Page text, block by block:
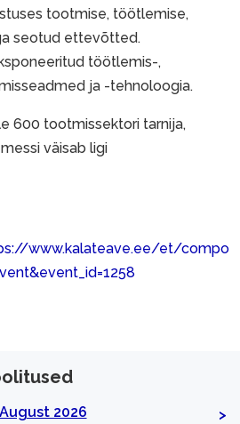
tootmise, töötlemise,
seotud ettevõtted.
töötlemis-,
ja -tehnoloogia.
600 tootmissektori tarnija,
väisab ligi
www.kalateave.ee/et/compo
August 2026 >